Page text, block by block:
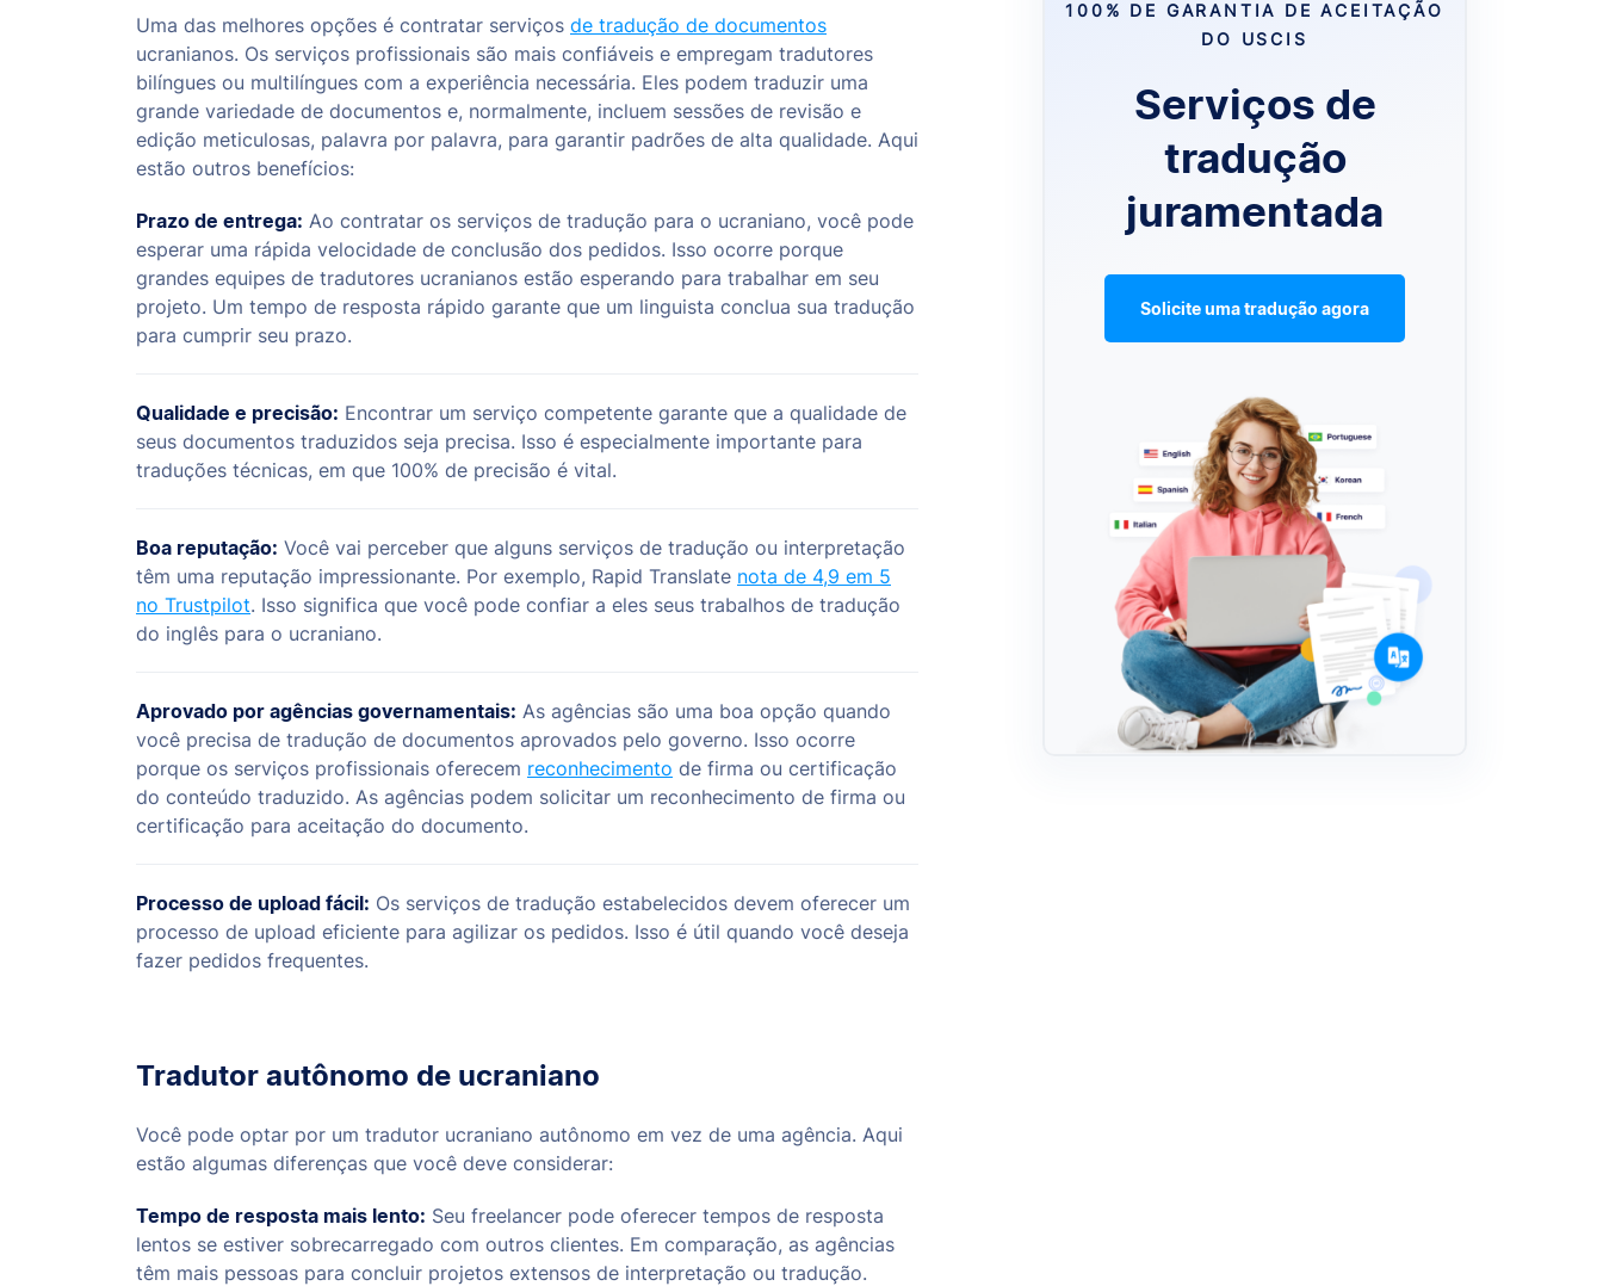
Uma das melhores opções é contratar serviços de tradução de documentos
ucranianos. Os serviços profissionais são mais confiáveis e empregam tradutores
bilíngues ou multilíngues com a experiência necessária. Eles podem traduzir uma
grande variedade de documentos e, normalmente, incluem sessões de revisão e
edição meticulosas, palavra por palavra, para garantir padrões de alta qualidade. Aqui
estão outros benefícios:
Prazo de entrega: Ao contratar os serviços de tradução para o ucraniano, você pode
esperar uma rápida velocidade de conclusão dos pedidos. Isso ocorre porque
grandes equipes de tradutores ucranianos estão esperando para trabalhar em seu
projeto. Um tempo de resposta rápido garante que um linguista conclua sua tradução
para cumprir seu prazo.
Qualidade e precisão: Encontrar um serviço competente garante que a qualidade de
seus documentos traduzidos seja precisa. Isso é especialmente importante para
traduções técnicas, em que 100% de precisão é vital.
Boa reputação: Você vai perceber que alguns serviços de tradução ou interpretação
têm uma reputação impressionante. Por exemplo, Rapid Translate nota de 4,9 em 5
no Trustpilot. Isso significa que você pode confiar a eles seus trabalhos de tradução
do inglês para o ucraniano.
Aprovado por agências governamentais: As agências são uma boa opção quando
você precisa de tradução de documentos aprovados pelo governo. Isso ocorre
porque os serviços profissionais oferecem reconhecimento de firma ou certificação
do conteúdo traduzido. As agências podem solicitar um reconhecimento de firma ou
certificação para aceitação do documento.
Processo de upload fácil: Os serviços de tradução estabelecidos devem oferecer um
processo de upload eficiente para agilizar os pedidos. Isso é útil quando você deseja
fazer pedidos frequentes.
Tradutor autônomo de ucraniano
Você pode optar por um tradutor ucraniano autônomo em vez de uma agência. Aqui
estão algumas diferenças que você deve considerar:
Tempo de resposta mais lento: Seu freelancer pode oferecer tempos de resposta
lentos se estiver sobrecarregado com outros clientes. Em comparação, as agências
têm mais pessoas para concluir projetos extensos de interpretação ou tradução.
100% DE GARANTIA DE ACEITAÇÃO
DO USCIS
Serviços de
tradução
juramentada
Solicite uma tradução agora